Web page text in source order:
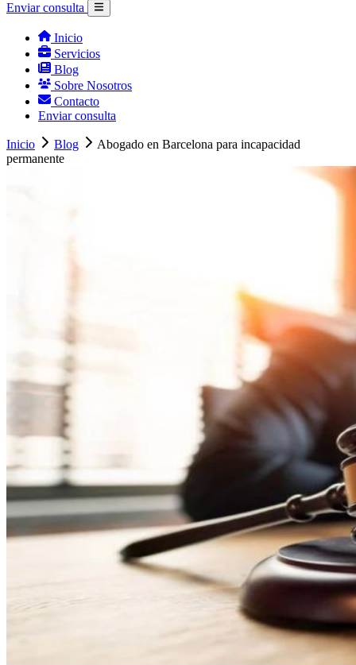
Enviar consulta
Inicio
Servicios
Blog
Sobre Nosotros
Contacto
Enviar consulta
Inicio Blog
Abogado en Barcelona para incapacidad
permanente